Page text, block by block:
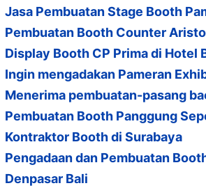
b
o
o
k
a
m
A
p
p
Jasa Pembuatan Stage Booth
Pembuatan Booth Counter
Display Booth CP Prima di Hotel
Ingin mengadakan Pameran
Menerima pembuatan-pasang
Pembuatan Booth Panggung
Kontraktor Booth di Surabaya
Pengadaan dan Pembuatan
Denpasar Bali